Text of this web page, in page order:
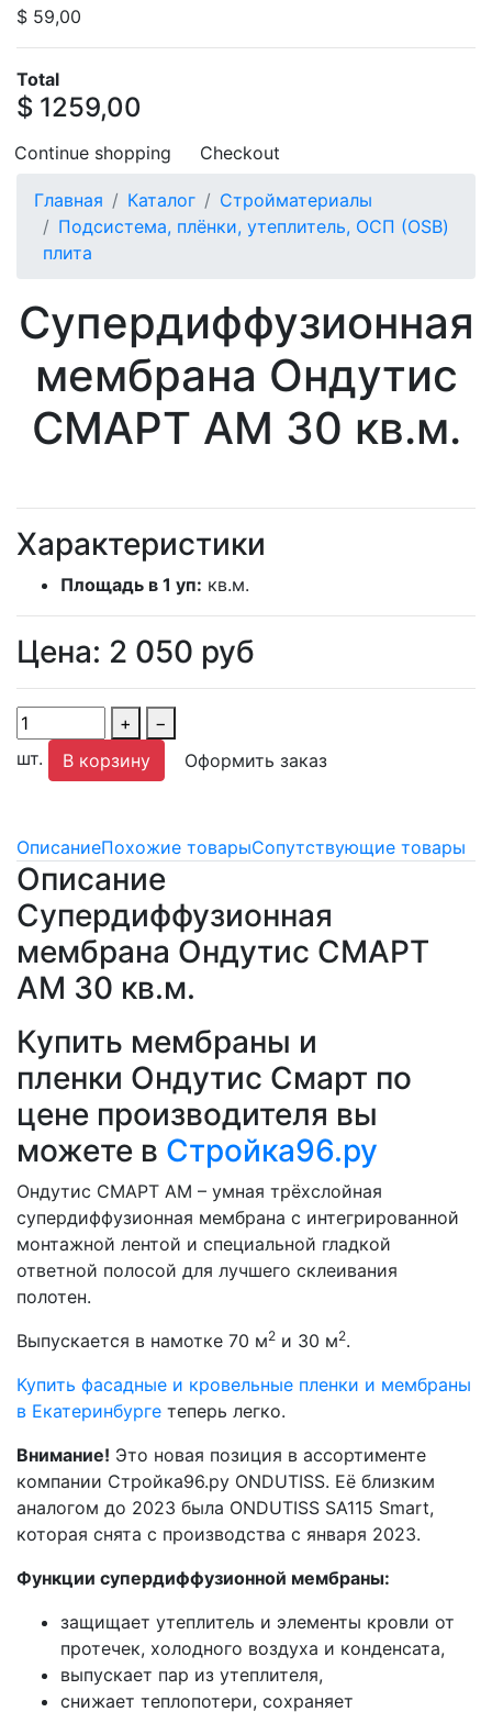
$ 59,00
Total
$ 1259,00
Continue shopping Checkout
Главная Каталог
Стройматериалы
Подсистема, плёнки, утеплитель, ОСП (OSB)
плита
Супердиффузионная
мембрана Ондутис
СМАРТ АМ 30 кв.м.
Характеристики
Площадь в 1 уп: кв.м.
Цена: 2 050 руб
+
−
шт.
В корзину Оформить заказ
ОписаниеПохожие товарыСопутствующие товары
Описание
Супердиффузионная
мембрана Ондутис СМАРТ
АМ 30 кв.м.
Купить мембраны и
пленки Ондутис Смарт по
цене производителя вы
можете в Стройка96.ру
Ондутис СМАРТ АМ – умная трёхслойная
супердиффузионная мембрана с интегрированной
монтажной лентой и специальной гладкой
ответной полосой для лучшего склеивания
полотен.
Выпускается в намотке 70 м2 и 30 м2.
Купить фасадные и кровельные пленки и мембраны
в Екатеринбурге теперь легко.
Внимание! Это новая позиция в ассортименте
компании Стройка96.ру ONDUTISS. Её близким
аналогом до 2023 была ONDUTISS SА115 Smart,
которая снята с производства с января 2023.
Функции супердиффузионной мембраны:
защищает утеплитель и элементы кровли от
протечек, холодного воздуха и конденсата,
выпускает пар из утеплителя,
снижает теплопотери, сохраняет